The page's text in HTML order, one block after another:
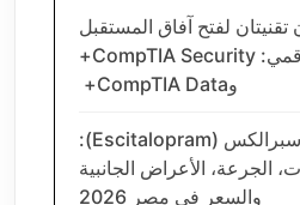
تقنيتان لفتح آفاق المستقبل
الرقمي: CompTIA Security+
وCompTIA Data+
سبرالكس (Escitalopram):
الجرعة، الأعراض الجانبية
والسعر في مصر 2026